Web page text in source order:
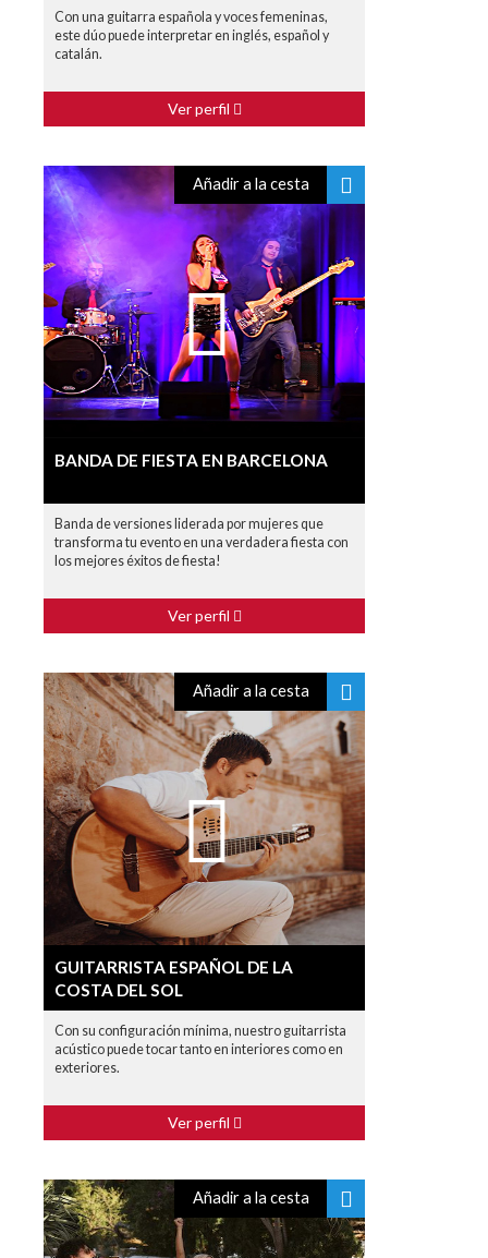
Con una guitarra española y voces femeninas,
este dúo puede interpretar en inglés, español y
catalán.
Ver perfil
Añadir a la cesta
BANDA DE FIESTA EN BARCELONA
Banda de versiones liderada por mujeres que
transforma tu evento en una verdadera fiesta con
los mejores éxitos de fiesta!
Ver perfil
Añadir a la cesta
GUITARRISTA ESPAÑOL DE LA
COSTA DEL SOL
Con su configuración mínima, nuestro guitarrista
acústico puede tocar tanto en interiores como en
exteriores.
Ver perfil
Añadir a la cesta